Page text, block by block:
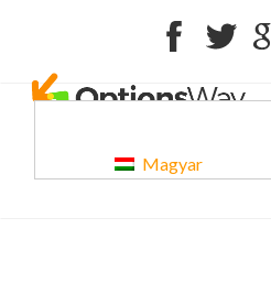
FacebookTwitter
Magyar